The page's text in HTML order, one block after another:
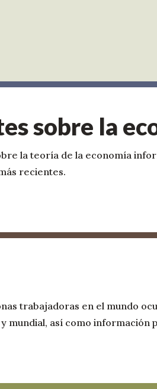
sobre la
la teoría de la economía
recientes.
trabajadoras en el mundo
mundial, así como información